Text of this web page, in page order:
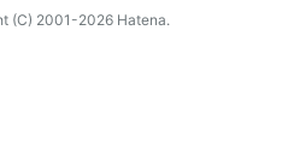
(C) 2001-2026 Hatena.